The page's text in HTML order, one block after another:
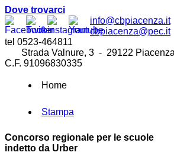
Dove trovarci
info@cbpiacenza.it
cbpiacenza@pec.it
tel 0523-464811
Strada Valnure, 3 - 29122 Piacenza
C.F. 91096830335
Home
Stampa
Concorso regionale per le scuole
indetto da Urber